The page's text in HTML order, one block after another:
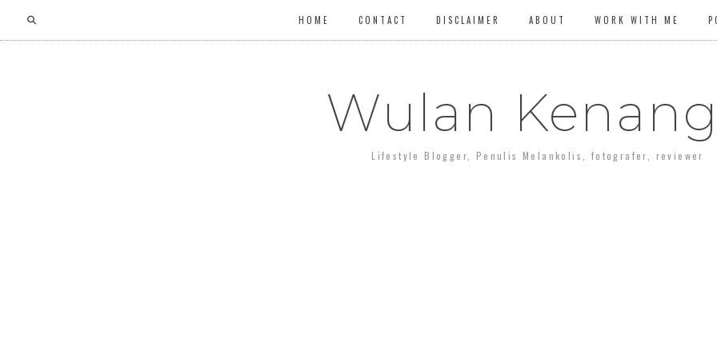
HOME CONTACT DISCLAIMER ABOUT WORK WITH ME
Wulan
Lifestyle Blogger, Penulis Melankolis, fotografer, reviewer